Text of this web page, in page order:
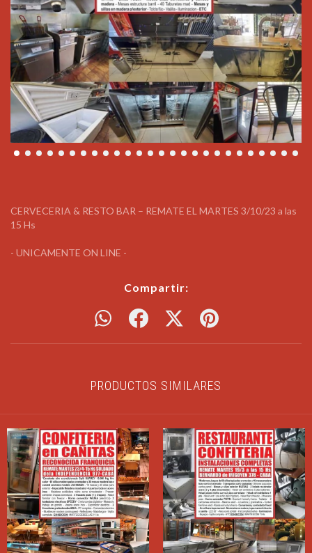
CERVECERIA & RESTO BAR – REMATE EL MARTES 3/10/23 a las
15 Hs
- UNICAMENTE ON LINE -
Compartir:
PRODUCTOS SIMILARES